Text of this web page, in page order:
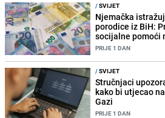
/SVIJET
Njemačka
porodice iz BiH:
socijalne pomoći
PRIJE 1 DAN
/SVIJET
Stručnjaci
kako bi utjecao
Gazi
PRIJE 1 DAN